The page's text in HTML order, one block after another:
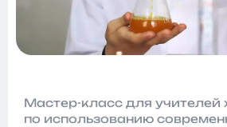
Мастер-класс для учителей
по использованию